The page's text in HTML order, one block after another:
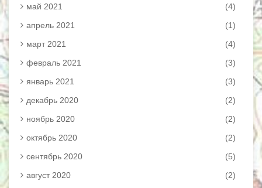
май 2021
(4)
апрель 2021
(1)
март 2021
(4)
февраль 2021
(3)
январь 2021
(3)
декабрь 2020
(2)
ноябрь 2020
(2)
октябрь 2020
(2)
сентябрь 2020
(5)
август 2020
(2)